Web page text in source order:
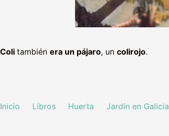
Coli también era un pájaro, un colirojo.
Inicio Libros Huerta Jardín en Galicia